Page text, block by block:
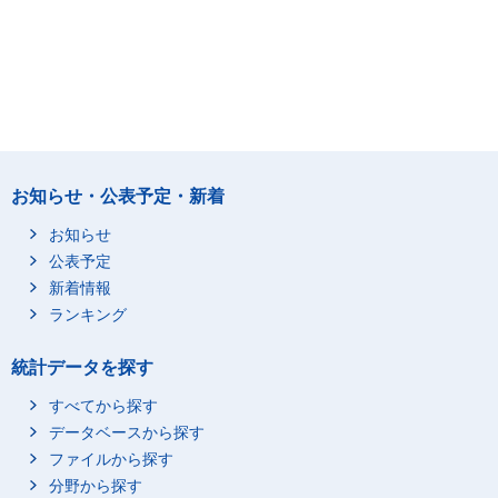
お知らせ・公表予定・新着
お知らせ
公表予定
新着情報
ランキング
統計データを探す
すべてから探す
データベースから探す
ファイルから探す
分野から探す